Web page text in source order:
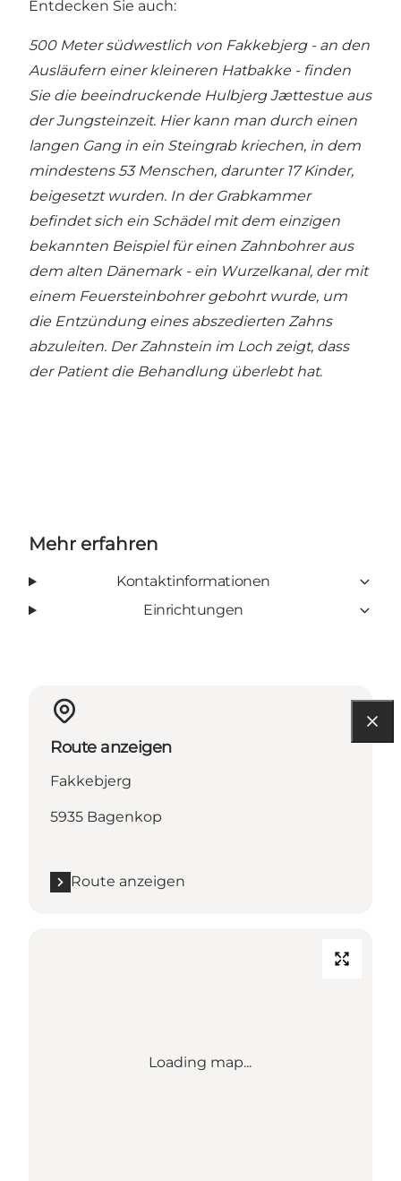
Entdecken Sie auch:
500 Meter südwestlich von Fakkebjerg - an den
Ausläufern einer kleineren Hatbakke - finden
Sie die beeindruckende Hulbjerg Jættestue aus
der Jungsteinzeit. Hier kann man durch einen
langen Gang in ein Steingrab kriechen, in dem
mindestens 53 Menschen, darunter 17 Kinder,
beigesetzt wurden. In der Grabkammer
befindet sich ein Schädel mit dem einzigen
bekannten Beispiel für einen Zahnbohrer aus
dem alten Dänemark - ein Wurzelkanal, der mit
einem Feuersteinbohrer gebohrt wurde, um
die Entzündung eines abszedierten Zahns
abzuleiten. Der Zahnstein im Loch zeigt, dass
der Patient die Behandlung überlebt hat.
Mehr erfahren
Kontaktinformationen
Einrichtungen
Route anzeigen
Fakkebjerg
5935 Bagenkop
Route anzeigen
Loading map...